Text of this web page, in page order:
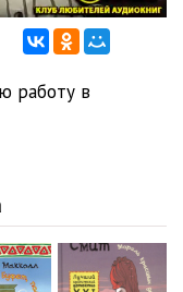
21:50
22:35
работу в